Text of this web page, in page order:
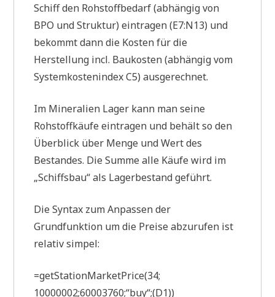
Schiff den Rohstoffbedarf (abhängig von
BPO und Struktur) eintragen (E7:N13) und
bekommt dann die Kosten für die
Herstellung incl. Baukosten (abhängig vom
Systemkostenindex C5) ausgerechnet.
Im Mineralien Lager kann man seine
Rohstoffkäufe eintragen und behält so den
Überblick über Menge und Wert des
Bestandes. Die Summe alle Käufe wird im
„Schiffsbau“ als Lagerbestand geführt.
Die Syntax zum Anpassen der
Grundfunktion um die Preise abzurufen ist
relativ simpel:
=getStationMarketPrice(34;
10000002;60003760;“buy“;(D1))